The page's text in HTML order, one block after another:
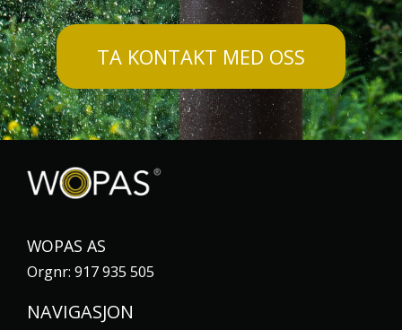
TA KONTAKT MED OSS
WOPAS AS
Orgnr: 917 935 505
NAVIGASJON